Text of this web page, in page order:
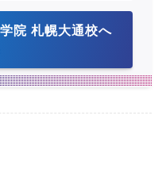
院 札幌大通校へ